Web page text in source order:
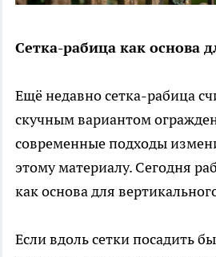
Сетка-рабица как основа
Ещё недавно сетка-рабица
скучным вариантом
современные подходы
этому материалу. Сегодня
как основа для
Если вдоль сетки посадить